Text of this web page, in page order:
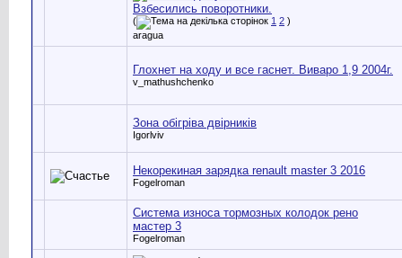
Взбесились поворотники.
( 1 2 )
aragua
Глохнет на ходу и все гаснет. Виваро 1,9 2004г.
v_mathushchenko
Зона обігріва двірників
Igorlviv
Некорекиная зарядка renault master 3 2016
Fogelroman
Система износа тормозных колодок рено
мастер 3
Fogelroman